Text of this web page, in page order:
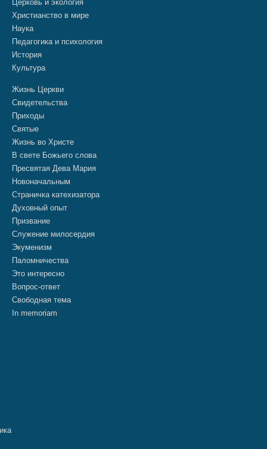
Церковь и экология
Христианство в мире
Наука
Педагогика и психология
История
Культура
Жизнь Церкви
Свидетельства
Приходы
Святые
Жизнь во Христе
В свете Божьего слова
Пресвятая Дева Мария
Новоначальным
Страничка катехизатора
Духовный опыт
Призвание
Служение милосердия
Экуменизм
Паломничества
Это интересно
Вопрос-ответ
Свободная тема
In memoriam